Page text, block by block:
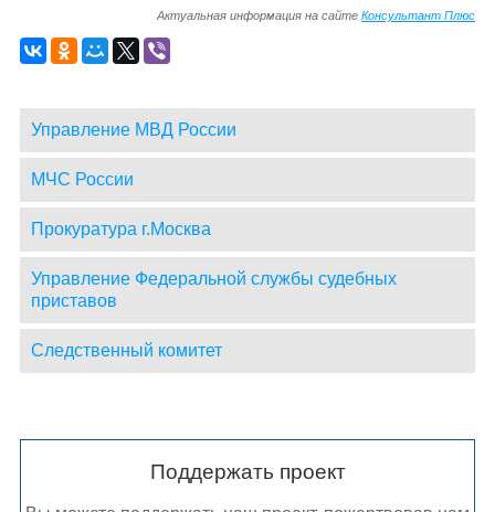
Актуальная информация на сайтеКонсультант Плюс
Управление МВД России
МЧС России
Прокуратура г.Москва
Управление Федеральной службы судебных
приставов
Следственный комитет
Поддержать проект